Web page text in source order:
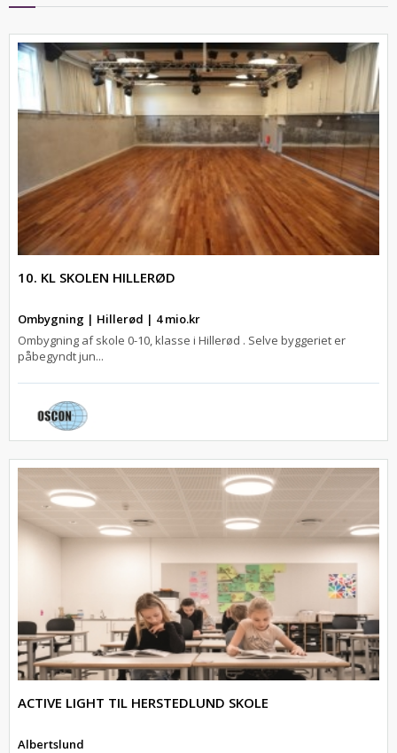
10. KL SKOLEN HILLERØD
Ombygning | Hillerød | 4 mio.kr
Ombygning af skole 0-10, klasse i Hillerød . Selve byggeriet er
påbegyndt jun...
ACTIVE LIGHT TIL HERSTEDLUND SKOLE
Albertslund